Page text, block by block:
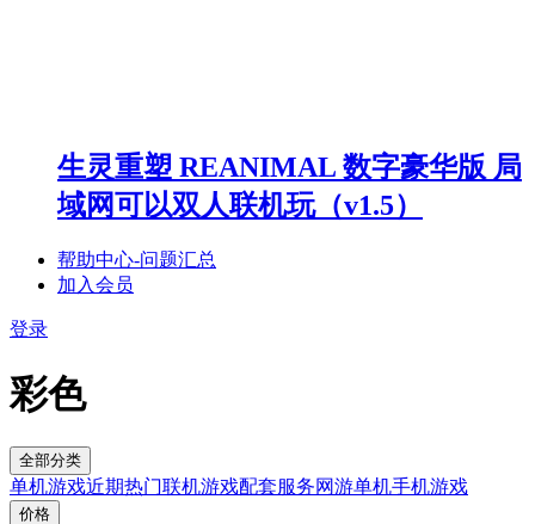
生灵重塑 REANIMAL 数字豪华版 局
域网可以双人联机玩（v1.5）
帮助中心-问题汇总
加入会员
登录
彩色
全部分类
单机游戏近期热门联机游戏配套服务网游单机手机游戏
价格